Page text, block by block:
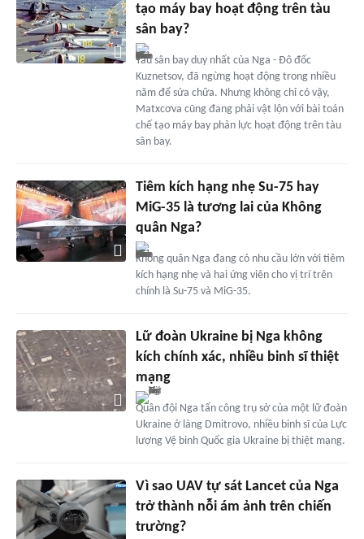
tạo máy bay hoạt động trên tàu
sân bay?
Tàu sân bay duy nhất của Nga - Đô đốc
Kuznetsov, đã ngừng hoạt động trong nhiều
năm để sửa chữa. Nhưng không chỉ có vậy,
Matxcơva cũng đang phải vật lộn với bài toán
chế tạo máy bay phản lực hoạt động trên tàu
sân bay.
Tiêm kích hạng nhẹ Su-75 hay
MiG-35 là tương lai của Không
quân Nga?
Không quân Nga đang có nhu cầu lớn với tiêm
kích hạng nhẹ và hai ứng viên cho vị trí trên
chính là Su-75 và MiG-35.
Lữ đoàn Ukraine bị Nga không
kích chính xác, nhiều binh sĩ thiệt
mạng
Quân đội Nga tấn công trụ sở của một lữ đoàn
Ukraine ở làng Dmitrovo, nhiều binh sĩ của Lực
lượng Vệ binh Quốc gia Ukraine bị thiệt mạng.
Vì sao UAV tự sát Lancet của Nga
trở thành nỗi ám ảnh trên chiến
trường?